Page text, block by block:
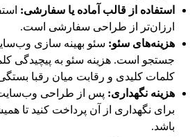
استفاده از قالب آماده یا سفارشی:
ارزان‌تر از طراحی سفارشی است.
هزینه‌های سئو: سئو بهینه سازی
جستجو است. هزینه سئو به پیچیدگی
کلمات کلیدی و رقابت میان رقبا
هزینه نگهداری: پس از طراحی وب‌سایت،
برای نگهداری از آن پرداخت کنید تا
باشد.